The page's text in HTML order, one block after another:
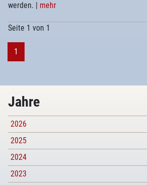
werden. | mehr
Seite 1 von 1
1
Jahre
2026
2025
2024
2023